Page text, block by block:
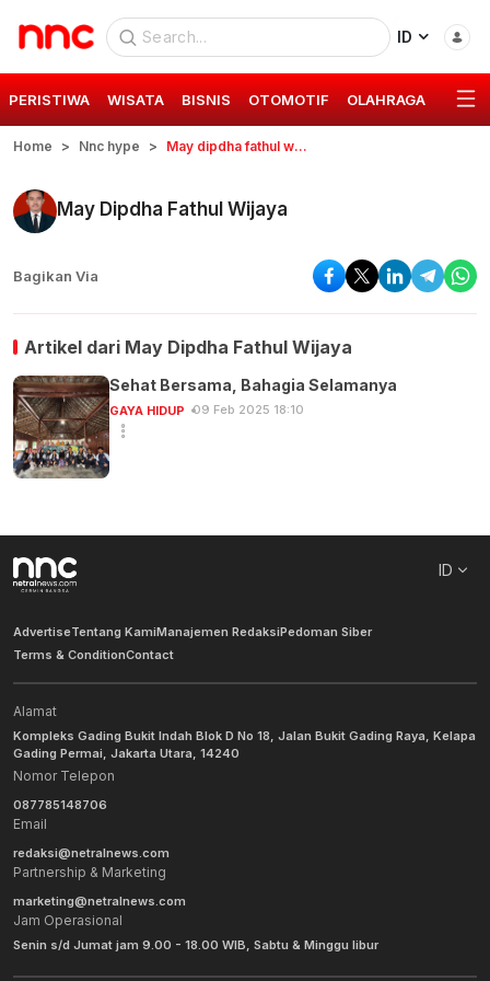
ID
PERISTIWA WISATA BISNIS OTOMOTIF OLAHRAGA GAYA
Home Nnc hype May dipdha fathul wijaya
May Dipdha Fathul Wijaya
Bagikan Via
Artikel dari May Dipdha Fathul Wijaya
Sehat Bersama, Bahagia Selamanya
GAYA HIDUP 09 Feb 2025 18:10
ID
AdvertiseTentang KamiManajemen RedaksiPedoman Siber
Terms & ConditionContact
Alamat
Kompleks Gading Bukit Indah Blok D No 18, Jalan Bukit Gading Raya, Kelapa
Gading Permai, Jakarta Utara, 14240
Nomor Telepon
087785148706
Email
redaksi@netralnews.com
Partnership & Marketing
marketing@netralnews.com
Jam Operasional
Senin s/d Jumat jam 9.00 - 18.00 WIB, Sabtu & Minggu libur